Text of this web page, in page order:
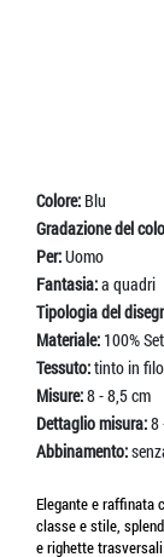
Colore: Blu
Gradazione del
Per:Uomo
Fantasia:a quadri
Tipologia del
Materiale: 100%
Tessuto:tinto in
Misure:8 - 8,5 cm
Dettaglio misura:8
Abbinamento:
Elegante e raffinata
classe e stile,
e righette